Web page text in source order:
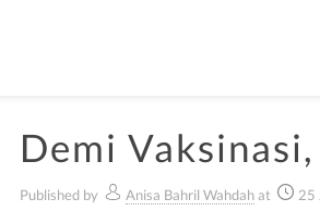
Demi
Published by Anisa Bahril Wahdahat 25